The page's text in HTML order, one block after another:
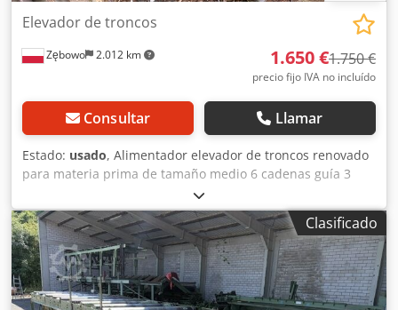
Zębowo 2.012 km
Elevador de troncos
1.650 €1.750 €
precio fijo IVA no incluído
Consultar Llamar
Estado: usado, Alimentador elevador de troncos renovado
para materia prima de tamaño medio 6 cadenas guía 3
arrastradores Codjy Szwzepfx Ah Herf
Clasificado